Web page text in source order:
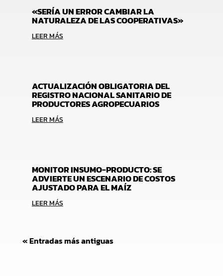
«SERÍA UN ERROR CAMBIAR LA
NATURALEZA DE LAS COOPERATIVAS»
LEER MÁS
ACTUALIZACIÓN OBLIGATORIA DEL
REGISTRO NACIONAL SANITARIO DE
PRODUCTORES AGROPECUARIOS
LEER MÁS
MONITOR INSUMO-PRODUCTO: SE
ADVIERTE UN ESCENARIO DE COSTOS
AJUSTADO PARA EL MAÍZ
LEER MÁS
« Entradas más antiguas